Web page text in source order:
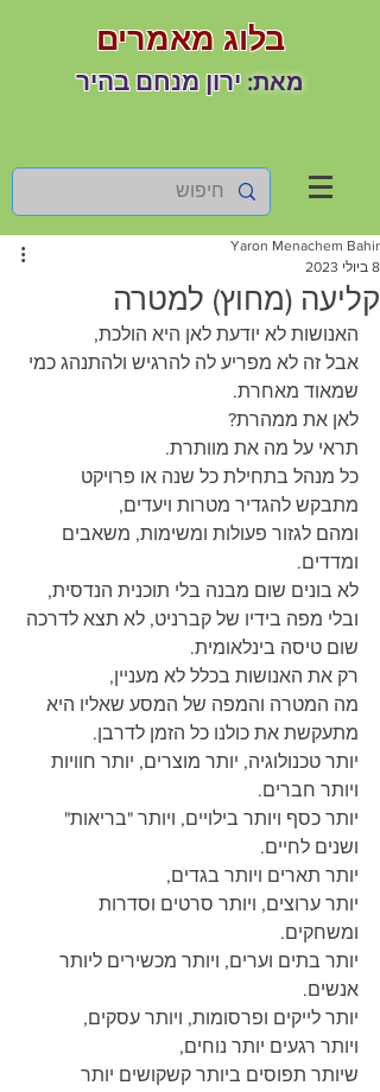
בלוג מאמרים
מאת: ירון מנחם בהיר
קליעה (מחוץ) למטרה
Yaron Menachem Bahir
8 ביולי 2023
האנושות לא יודעת לאן היא הולכת,
אבל זה לא מפריע לה להרגיש ולהתנהג כמי
שמאוד מאחרת.
לאן את ממהרת?
תראי על מה את מוותרת.
כל מנהל בתחילת כל שנה או פרויקט
מתבקש להגדיר מטרות ויעדים,
ומהם לגזור פעולות ומשימות, משאבים
ומדדים.
לא בונים שום מבנה בלי תוכנית הנדסית,
ובלי מפה בידיו של קברניט, לא תצא לדרכה
שום טיסה בינלאומית.
רק את האנושות בכלל לא מעניין,
מה המטרה והמפה של המסע שאליו היא
מתעקשת את כולנו כל הזמן לדרבן.
יותר טכנולוגיה, יותר מוצרים, יותר חוויות
ויותר חברים.
יותר כסף ויותר בילויים, ויותר "בריאות"
ושנים לחיים.
יותר תארים ויותר בגדים,
יותר ערוצים, ויותר סרטים וסדרות
ומשחקים.
יותר בתים וערים, ויותר מכשירים ליותר
אנשים.
יותר לייקים ופרסומות, ויותר עסקים,
ויותר רגעים יותר נוחים,
שיותר תפוסים ביותר קשקושים יותר